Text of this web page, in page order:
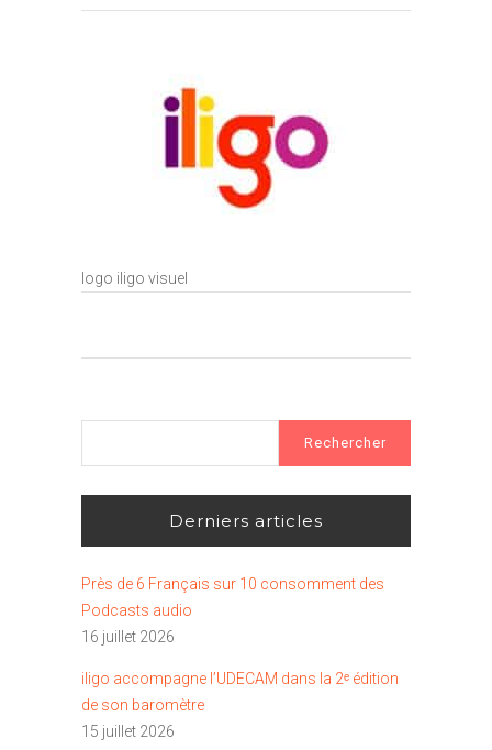
logo iligo visuel
Derniers articles
Près de 6 Français sur 10 consomment des
Podcasts audio
16 juillet 2026
iligo accompagne l’UDECAM dans la 2ᵉ édition
de son baromètre
15 juillet 2026